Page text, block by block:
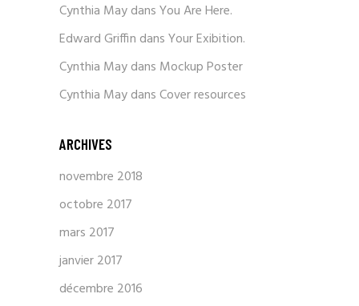
Cynthia MaydansYou Are Here.
Edward Griffin dansYour Exibition.
Cynthia Maydans Mockup Poster
Cynthia MaydansCover resources
ARCHIVES
novembre 2018
octobre 2017
mars 2017
janvier 2017
décembre 2016